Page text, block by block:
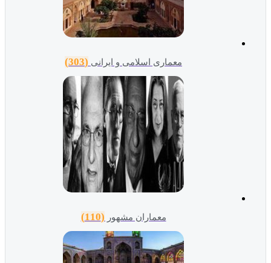
معماری اسلامی و ایرانی (303)
معماران مشهور (110)